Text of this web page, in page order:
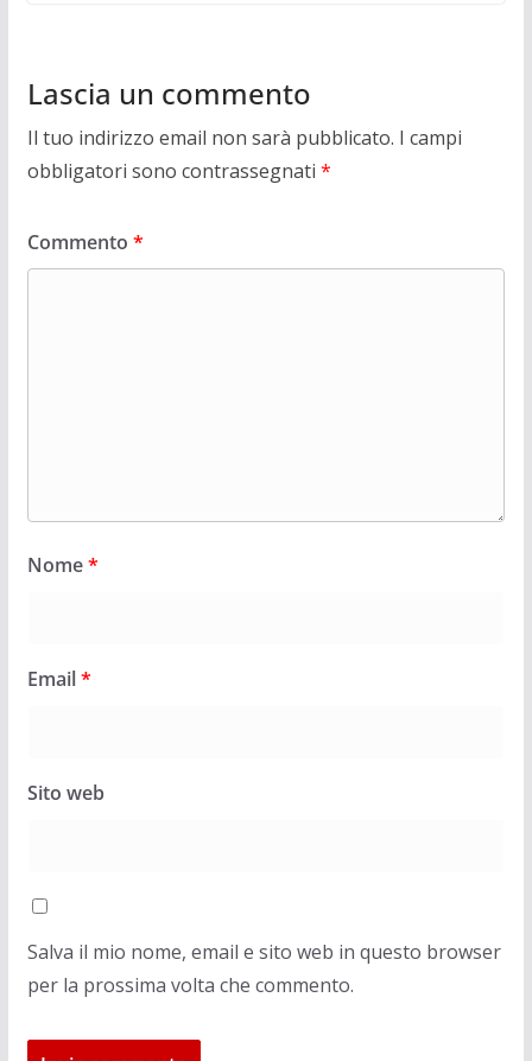
Lascia un commento
Il tuo indirizzo email non sarà pubblicato. I campi
obbligatori sono contrassegnati *
Commento *
Nome*
Email*
Sito web
Salva il mio nome, email e sito web in questo browser
per la prossima volta che commento.